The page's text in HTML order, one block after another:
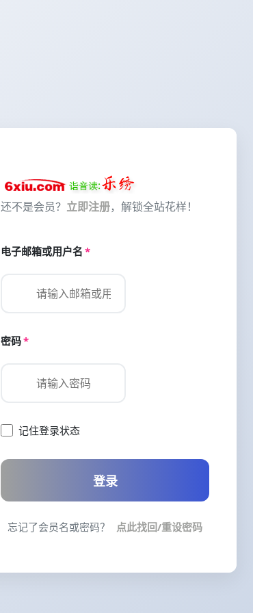
还不是会员？ 立即注册，解锁全站花样！
电子邮箱或用户名 *
密码*
记住登录状态
登录
忘记了会员名或密码？ 点此找回/重设密码